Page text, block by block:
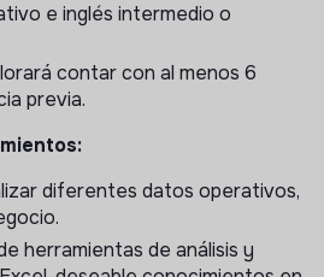
y financieros para
de mejora.
coordinación y
estratégicos para la mejora
para la toma de decisiones
seguimiento y análisis
e inglés intermedio o
contar con al menos 6
previa.
diferentes datos operativos,
herramientas de análisis y